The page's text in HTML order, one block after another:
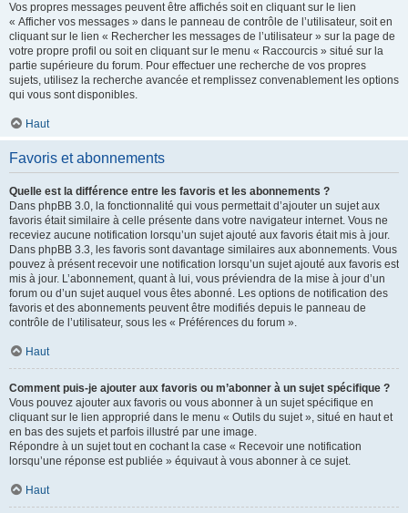
Vos propres messages peuvent être affichés soit en cliquant sur le lien
« Afficher vos messages » dans le panneau de contrôle de l’utilisateur, soit en
cliquant sur le lien « Rechercher les messages de l’utilisateur » sur la page de
votre propre profil ou soit en cliquant sur le menu « Raccourcis » situé sur la
partie supérieure du forum. Pour effectuer une recherche de vos propres
sujets, utilisez la recherche avancée et remplissez convenablement les options
qui vous sont disponibles.
Haut
Favoris et abonnements
Quelle est la différence entre les favoris et les abonnements ?
Dans phpBB 3.0, la fonctionnalité qui vous permettait d’ajouter un sujet aux
favoris était similaire à celle présente dans votre navigateur internet. Vous ne
receviez aucune notification lorsqu’un sujet ajouté aux favoris était mis à jour.
Dans phpBB 3.3, les favoris sont davantage similaires aux abonnements. Vous
pouvez à présent recevoir une notification lorsqu’un sujet ajouté aux favoris est
mis à jour. L’abonnement, quant à lui, vous préviendra de la mise à jour d’un
forum ou d’un sujet auquel vous êtes abonné. Les options de notification des
favoris et des abonnements peuvent être modifiés depuis le panneau de
contrôle de l’utilisateur, sous les « Préférences du forum ».
Haut
Comment puis-je ajouter aux favoris ou m’abonner à un sujet spécifique ?
Vous pouvez ajouter aux favoris ou vous abonner à un sujet spécifique en
cliquant sur le lien approprié dans le menu « Outils du sujet », situé en haut et
en bas des sujets et parfois illustré par une image.
Répondre à un sujet tout en cochant la case « Recevoir une notification
lorsqu’une réponse est publiée » équivaut à vous abonner à ce sujet.
Haut